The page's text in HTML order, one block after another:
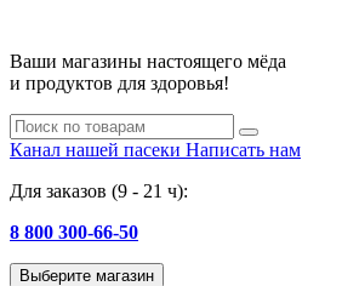
Ваши магазины настоящего мёда
и продуктов для здоровья!
Канал нашей пасеки Написать нам
Для заказов (9 - 21 ч):
8 800 300-66-50
Выберите магазин